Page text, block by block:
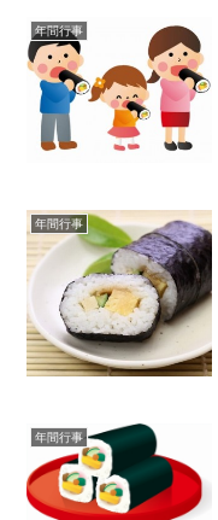
年間行事
年間行事
年間行事